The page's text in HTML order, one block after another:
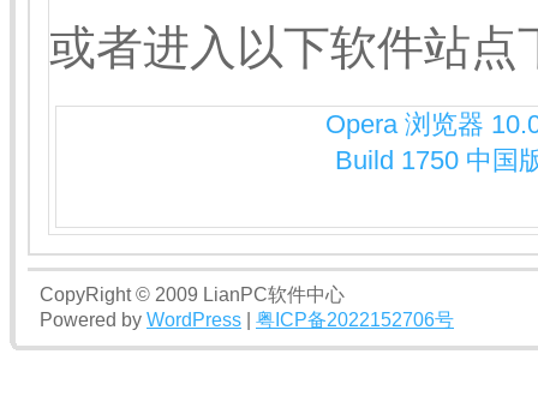
或者进入以下软件站点
Opera 浏览器
Build 1750 中国
CopyRight © 2009 LianPC软件中心
Powered by WordPress 粤ICP备2022152706号